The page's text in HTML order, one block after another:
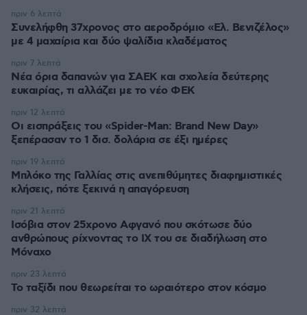
Συνελήφθη 37χρονος στο αεροδρόμιο «Ελ. Βενιζέλος»
με 4 μαχαίρια και δύο ψαλίδια κλαδέματος
πριν 6 λεπτά
Νέα όρια δαπανών για ΣΑΕΚ και σχολεία δεύτερης
ευκαιρίας, τι αλλάζει με το νέο ΦΕΚ
πριν 7 λεπτά
Οι εισπράξεις του «Spider-Man: Brand New Day»
ξεπέρασαν το 1 δισ. δολάρια σε έξι ημέρες
πριν 12 λεπτά
Μπλόκο της Γαλλίας στις ανεπιθύμητες διαφημιστικές
κλήσεις, πότε ξεκινά η απαγόρευση
πριν 19 λεπτά
Ισόβια στον 25χρονο Αφγανό που σκότωσε δύο
ανθρώπους ρίχνοντας το ΙΧ του σε διαδήλωση στο
Μόναχο
πριν 21 λεπτά
Το ταξίδι που θεωρείται το ωραιότερο στον κόσμο
πριν 23 λεπτά
πριν 32 λεπτά